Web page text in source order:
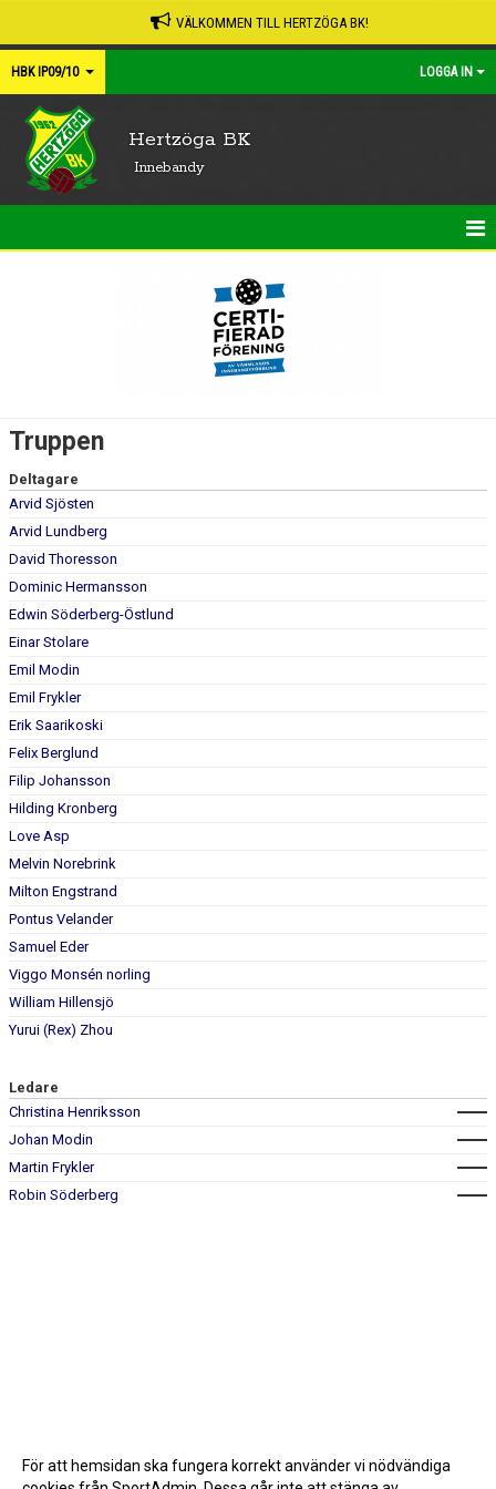
VÄLKOMMEN TILL HERTZÖGA BK!
HBK IP09/10 LOGGA IN
Hertzöga BK
Innebandy
BILDGALLERI
DOKUMENT
KONTAKT
Truppen
Deltagare
Arvid Sjösten
Arvid Lundberg
David Thoresson
Dominic Hermansson
Edwin Söderberg-Östlund
Einar Stolare
Emil Modin
Emil Frykler
Erik Saarikoski
Felix Berglund
Filip Johansson
Hilding Kronberg
Love Asp
Melvin Norebrink
Milton Engstrand
Pontus Velander
Samuel Eder
Viggo Monsén norling
William Hillensjö
Yurui (Rex) Zhou
Ledare
Christina Henriksson
Johan Modin
Martin Frykler
Robin Söderberg
För att hemsidan ska fungera korrekt använder vi nödvändiga